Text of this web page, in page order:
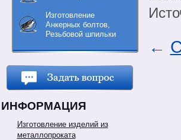
Изготовление
Анкерных болтов,
Резьбовой шпильки
ИНФОРМАЦИЯ
Изготовление изделий из
металлопроката
←